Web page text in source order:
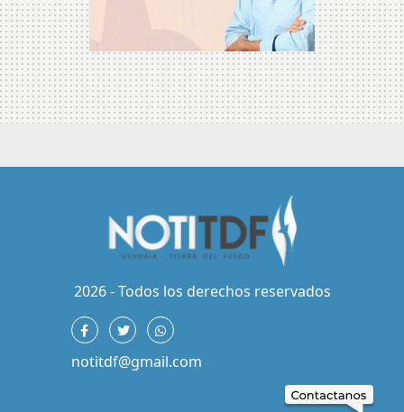
2026 - Todos los derechos reservados
notitdf@gmail.com